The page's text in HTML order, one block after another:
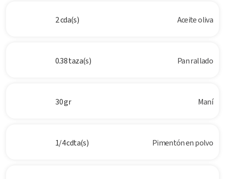
2 cda(s) Aceite oliva
0.38 taza(s) Pan rallado
30 gr Maní
1/4 cdta(s) Pimentón en polvo